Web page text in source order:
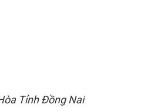
Tỉnh Đồng Nai